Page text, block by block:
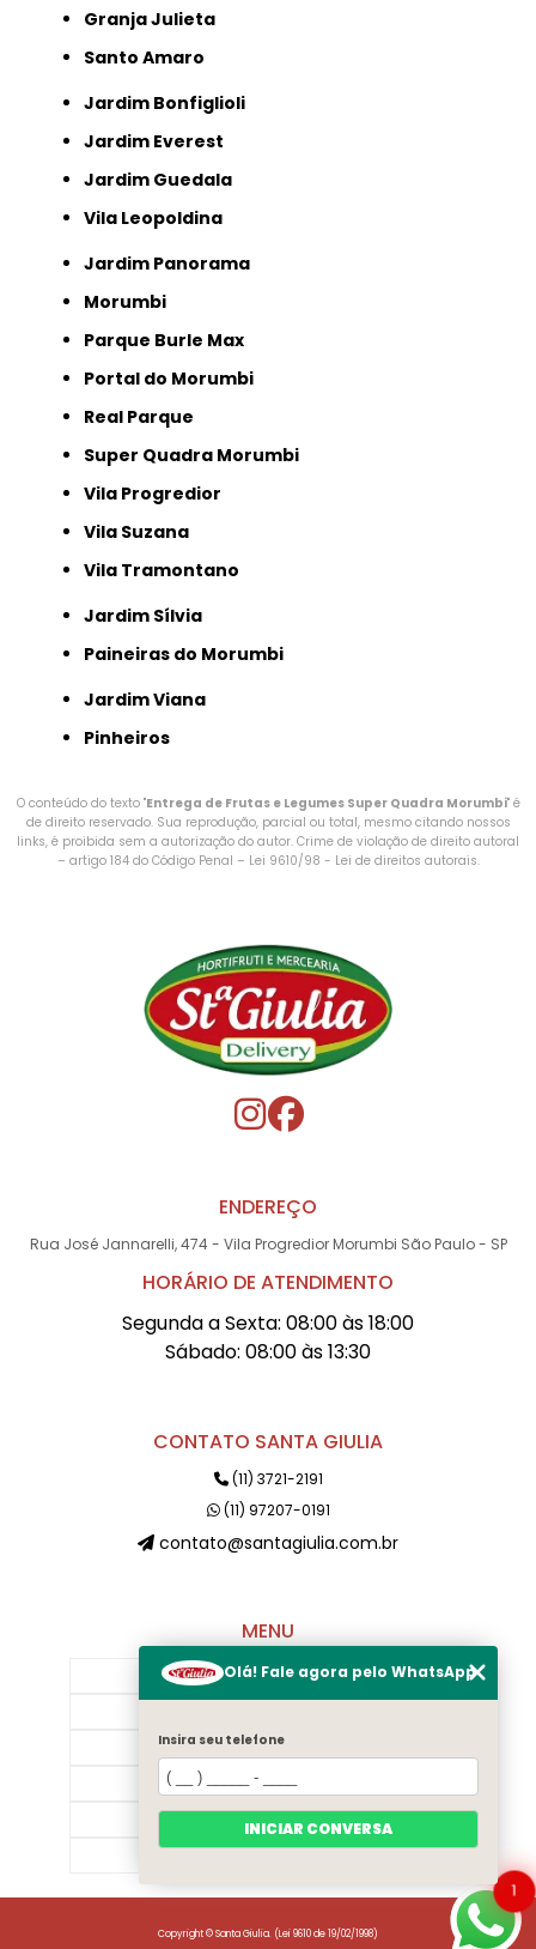
Granja Julieta
Santo Amaro
Jardim Bonfiglioli
Jardim Everest
Jardim Guedala
Vila Leopoldina
Jardim Panorama
Morumbi
Parque Burle Max
Portal do Morumbi
Real Parque
Super Quadra Morumbi
Vila Progredior
Vila Suzana
Vila Tramontano
Jardim Sílvia
Paineiras do Morumbi
Jardim Viana
Pinheiros
O conteúdo do texto "Entrega de Frutas e Legumes Super Quadra Morumbi" é
de direito reservado. Sua reprodução, parcial ou total, mesmo citando nossos
links, é proibida sem a autorização do autor. Crime de violação de direito autoral
– artigo 184 do Código Penal – Lei 9610/98 - Lei de direitos autorais.
ENDEREÇO
Rua José Jannarelli, 474 - Vila Progredior Morumbi São Paulo - SP
HORÁRIO DE ATENDIMENTO
Segunda a Sexta: 08:00 às 18:00
Sábado: 08:00 às 13:30
CONTATO SANTA GIULIA
(11) 3721-2191
(11) 97207-0191
contato@santagiulia.com.br
MENU
Início
Galeria
Contato
Categorias
Mapa do site
Copyright © Santa Giulia. (Lei 9610 de 19/02/1998)
1
Olá! Fale agora pelo WhatsApp
Insira seu telefone
INICIAR CONVERSA